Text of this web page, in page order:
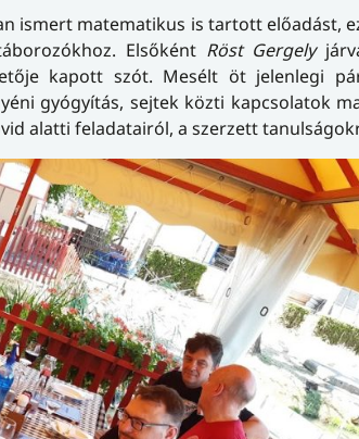
ismert matematikus is tartott előadást,
Elsőként Röst Gergely
kapott szót. Mesélt öt jelenlegi
gyógyítás, sejtek közti kapcsolatok
alatti feladatairól, a szerzett